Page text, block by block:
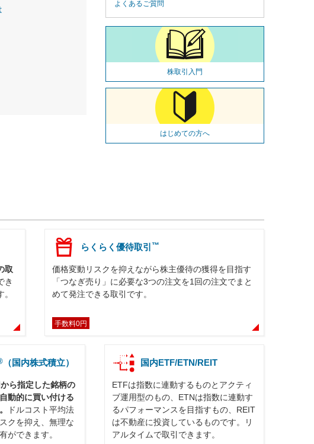
よくあるご質問
株取引入門
はじめての方へ
取
き
らくらく優待取引 ™
価格変動リスクを抑えながら株主優待の獲得を目指す
「つなぎ売り」に必要な3つの注文を1回の注文でまと
めて発注できる取引です。
手数料0円
（国内株式積立）
ら指定した銘柄の
動的に買い付ける
ドルコスト平均法
クを抑え、無理な
ができます。
国内ETF/ETN/REIT
ETFは指数に連動するものとアクティ
ブ運用型のもの、ETNは指数に連動す
るパフォーマンスを目指すもの、REIT
は不動産に投資しているものです。リ
アルタイムで取引できます。